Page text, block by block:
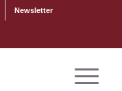
Newsletter